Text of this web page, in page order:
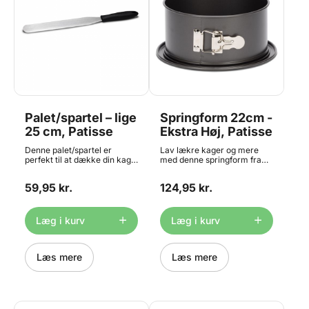
Palet/spartel – lige
25 cm, Patisse
Denne palet/spartel er
perfekt til at dække din kage
25 cm.
59,95 kr.
Læg i kurv
Læs mere
Springform 22cm -
Ekstra Høj, Patisse
Lav lækre kager og mere
med denne springform fra
nemlig hele 7,5 cm! Perfekt
22 x h 7,5cm Bør ikke vaskes
i opvaskemaskine. Til denne
springform finder du et bage
bælte der passer HER
124,95 kr.
Læg i kurv
Læs mere